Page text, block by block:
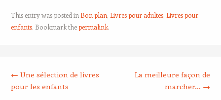
This entry was posted in Bon plan, Livres pour adultes, Livres pour
enfants. Bookmark thepermalink.
← Une sélection de livres
pour les enfants
La meilleure façon de
marcher… →